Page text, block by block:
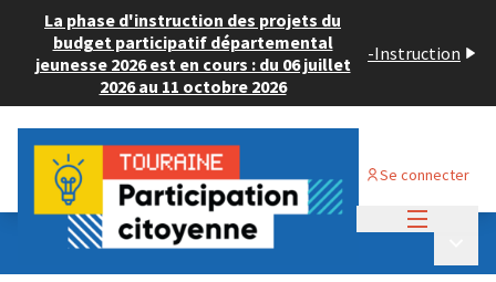
La phase d'instruction des projets du
budget participatif départemental
jeunesse 2026 est en cours : du 06 juillet
2026 au 11 octobre 2026
-Instruction
Se connecter
Budget Participatif JEUNESSE 2024
💡 Consulter les projets déposés